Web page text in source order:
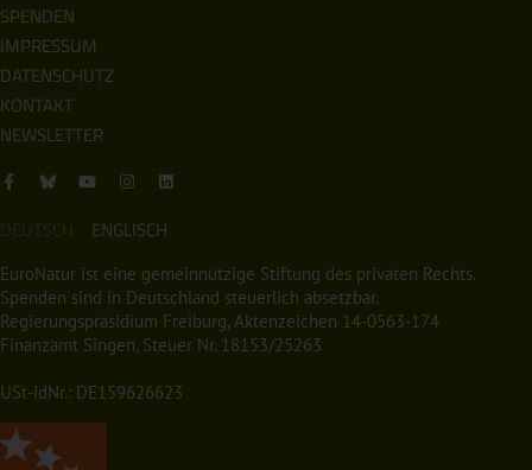
SPENDEN
IMPRESSUM
DATENSCHUTZ
KONTAKT
NEWSLETTER
DEUTSCH ENGLISCH
EuroNatur ist eine gemeinnützige Stiftung des privaten Rechts.
Spenden sind in Deutschland steuerlich absetzbar.
Regierungspräsidium Freiburg, Aktenzeichen 14-0563-174
Finanzamt Singen, Steuer Nr. 18153/25263
USt-IdNr.: DE159626623